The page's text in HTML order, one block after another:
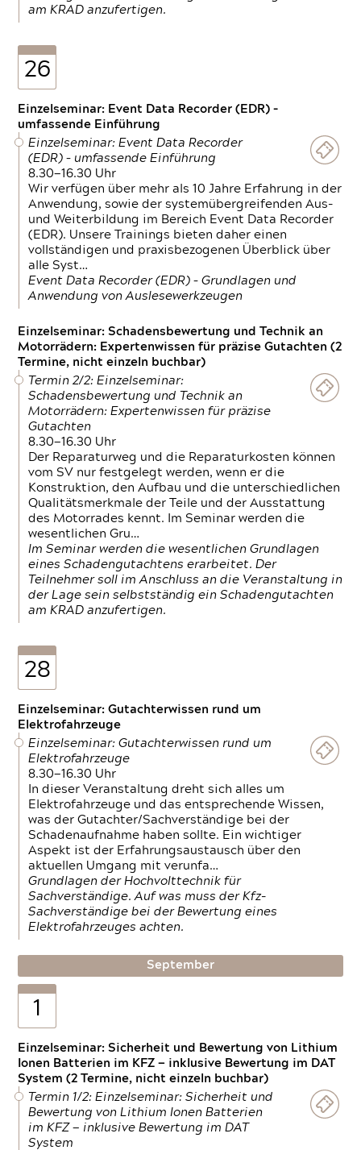
am KRAD anzufertigen.
26
Einzelseminar: Event Data Recorder (EDR) –
umfassende Einführung
Einzelseminar: Event Data Recorder
(EDR) – umfassende Einführung
8.30—16.30 Uhr
Wir verfügen über mehr als 10 Jahre Erfahrung in der
Anwendung, sowie der systemübergreifenden Aus-
und Weiterbildung im Bereich Event Data Recorder
(EDR). Unsere Trainings bieten daher einen
vollständigen und praxisbezogenen Überblick über
alle Syst…
Event Data Recorder (EDR) – Grundlagen und
Anwendung von Auslesewerkzeugen
Einzelseminar: Schadensbewertung und Technik an
Motorrädern: Expertenwissen für präzise Gutachten (2
Termine, nicht einzeln buchbar)
Termin 2/2: Einzelseminar:
Schadensbewertung und Technik an
Motorrädern: Expertenwissen für präzise
Gutachten
8.30—16.30 Uhr
Der Reparaturweg und die Reparaturkosten können
vom SV nur festgelegt werden, wenn er die
Konstruktion, den Aufbau und die unterschiedlichen
Qualitätsmerkmale der Teile und der Ausstattung
des Motorrades kennt. Im Seminar werden die
wesentlichen Gru…
Im Seminar werden die wesentlichen Grundlagen
eines Schadengutachtens erarbeitet. Der
Teilnehmer soll im Anschluss an die Veranstaltung in
der Lage sein selbstständig ein Schadengutachten
am KRAD anzufertigen.
28
Einzelseminar: Gutachterwissen rund um
Elektrofahrzeuge
Einzelseminar: Gutachterwissen rund um
Elektrofahrzeuge
8.30—16.30 Uhr
In dieser Veranstaltung dreht sich alles um
Elektrofahrzeuge und das entsprechende Wissen,
was der Gutachter/Sachverständige bei der
Schadenaufnahme haben sollte. Ein wichtiger
Aspekt ist der Erfahrungsaustausch über den
aktuellen Umgang mit verunfa…
Grundlagen der Hochvolttechnik für
Sachverständige. Auf was muss der Kfz-
Sachverständige bei der Bewertung eines
Elektrofahrzeuges achten.
September
1
Einzelseminar: Sicherheit und Bewertung von Lithium
Ionen Batterien im KFZ — inklusive Bewertung im DAT
System (2 Termine, nicht einzeln buchbar)
Termin 1/2: Einzelseminar: Sicherheit und
Bewertung von Lithium Ionen Batterien
im KFZ — inklusive Bewertung im DAT
System